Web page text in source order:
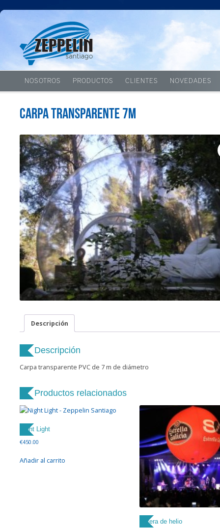
NOSOTROS PRODUCTOS CLIENTES NOVEDADES
Carpa transparente 7m
Descripción
Descripción
Carpa transparente PVC de 7 m de diámetro
Productos relacionados
Night Light
€450.00
Añadir al carrito
Esfera de helio